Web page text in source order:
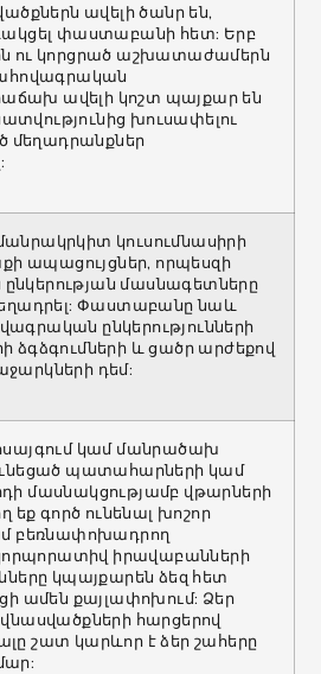
ավելի ծանր են,
փաստաբանի հետ: Երբ
ու կորցրած աշխատաժամերն
հաճախ ավելի կոշտ պայքար են
խուսափելու
մեղադրանքներ
կուսումնասիրի
ապացույցներ, որպեսզի
մասնագետները
Փաստաբանը նաև
ընկերությունների
ձգձգումների և ցածր արժեքով
դեմ:
կամ մանրածախ
պատահարների կամ
մասնակցությամբ վթարների
եք գործ ունենալ խոշոր
բեռնափոխադրող
կորպորատիվ իրավաբանների
կպայքարեն ձեզ հետ
ամեն քայլափոխում: Ձեր
հարցերով
շատ կարևոր է ձեր շահերը